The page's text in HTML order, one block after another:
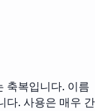
축복입니다. 이름
다. 사용은 매우 간